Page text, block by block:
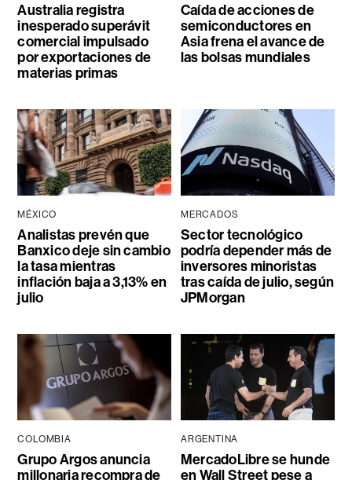
Australia registra
inesperado superávit
comercial impulsado
por exportaciones de
materias primas
Caída de acciones de
semiconductores en
Asia frena el avance de
las bolsas mundiales
MÉXICO
Analistas prevén que
Banxico deje sin cambio
la tasa mientras
inflación baja a 3,13% en
julio
MERCADOS
Sector tecnológico
podría depender más de
inversores minoristas
tras caída de julio, según
JPMorgan
COLOMBIA
Grupo Argos anuncia
millonaria recompra de
ARGENTINA
MercadoLibre se hunde
en Wall Street pese a